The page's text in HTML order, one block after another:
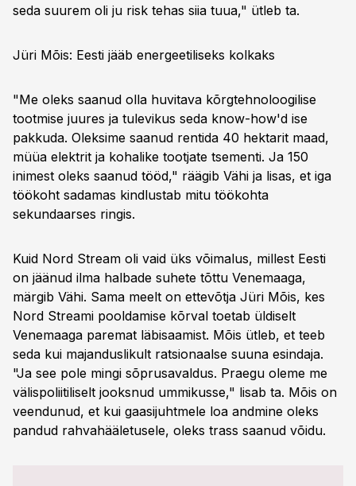
seda suurem oli ju risk tehas siia tuua," ütleb ta.
Jüri Mõis: Eesti jääb energeetiliseks kolkaks
"Me oleks saanud olla huvitava kõrgtehnoloogilise
tootmise juures ja tulevikus seda know-how'd ise
pakkuda. Oleksime saanud rentida 40 hektarit maad,
müüa elektrit ja kohalike tootjate tsementi. Ja 150
inimest oleks saanud tööd," räägib Vähi ja lisas, et iga
töökoht sadamas kindlustab mitu töökohta
sekundaarses ringis.
Kuid Nord Stream oli vaid üks võimalus, millest Eesti
on jäänud ilma halbade suhete tõttu Venemaaga,
märgib Vähi. Sama meelt on ettevõtja Jüri Mõis, kes
Nord Streami pooldamise kõrval toetab üldiselt
Venemaaga paremat läbisaamist. Mõis ütleb, et teeb
seda kui majanduslikult ratsionaalse suuna esindaja.
"Ja see pole mingi sõprusavaldus. Praegu oleme me
välispoliitiliselt jooksnud ummikusse," lisab ta. Mõis on
veendunud, et kui gaasijuhtmele loa andmine oleks
pandud rahvahääletusele, oleks trass saanud võidu.